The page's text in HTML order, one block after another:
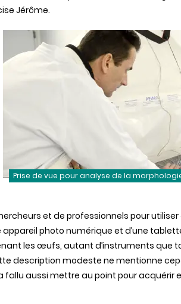
Jérôme.
Prise de vue pour analyse de la
et de professionnels pour utiliser
appareil photo numérique et d’une
les œufs, autant d’instruments que
description modeste ne mentionne
fallu aussi mettre au point pour acquérir